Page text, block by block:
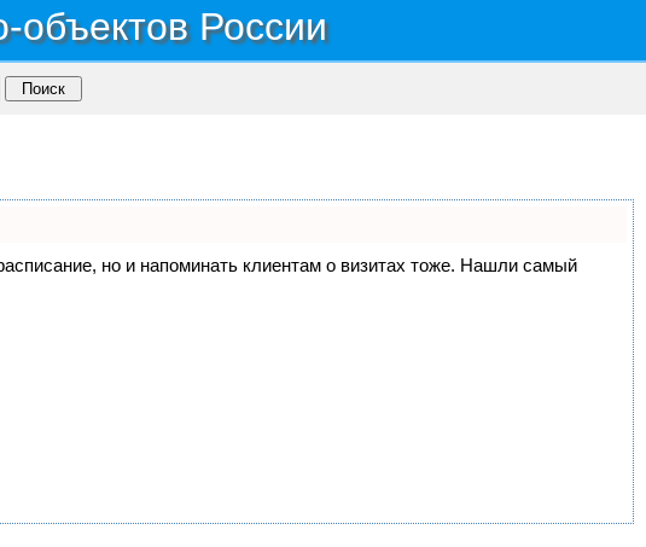
объектов России
но и напоминать клиентам о визитах тоже. Нашли самый